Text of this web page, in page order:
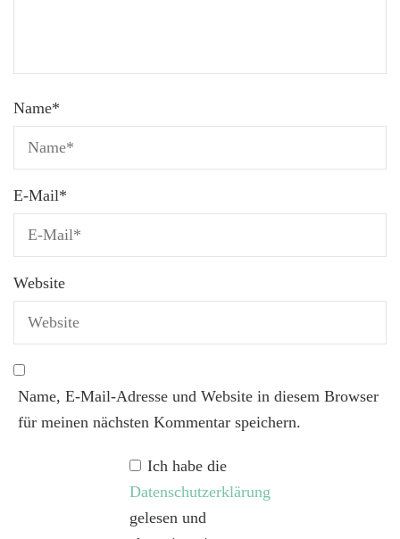
Name*
E-Mail*
Website
Name, E-Mail-Adresse und Website in diesem Browser
für meinen nächsten Kommentar speichern.
Ich habe die
Datenschutzerklärung
gelesen und